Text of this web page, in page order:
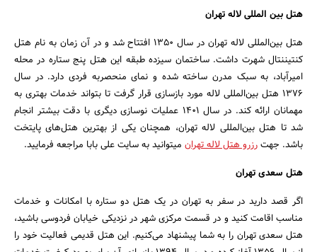
هتل بین المللی لاله تهران
هتل بین‌المللی لاله تهران در سال ۱۳۵۰ افتتاح شد و در آن زمان به نام هتل
کنتیننتال شهرت داشت. ساختمان سیزده طبقه این هتل پنج ستاره در محله
امیرآباد، به سبک مدرن ساخته شده و نمای منحصر‌به فردی دارد. در سال
۱۳۷۶ هتل بین‌المللی لاله مورد بازسازی قرار گرفت تا بتواند خدمات بهتری به
مهمانان ارائه کند. در سال ۱۴۰۱ عملیات نوسازی دیگری با دقت بیشتر انجام
شد تا هتل بین‌المللی لاله تهران، همچنان یکی از بهترین هتل‌های پایتخت
باشد. جهترزرو هتل لاله تهران میتوانید به سایت علی بابا مراجعه فرمایید.
هتل سعدی تهران
اگر قصد دارید در سفر به تهران در یک هتل دو ستاره با امکانات و خدمات
مناسب اقامت کنید و در قسمت مرکزی شهر در نزدیکی خیابان فردوسی باشید،
هتل سعدی تهران را به شما پیشنهاد می‌کنیم. این هتل قدیمی فعالیت خود را